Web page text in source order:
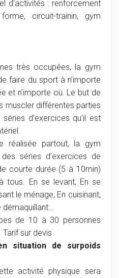
d’activités : renforcement
circuit-trainin, gym
très occupées, la gym
faire du sport à n’importe
et n’importe où. Le but de
muscler différentes parties
d’exercices qu’il est
réalisée partout, la gym
séries d’exercices de
courte durée (5 à 10min)
tous. En se levant, En se
le ménage, En cuisinant,
de 10 à 30 personnes
Tarif sur devis
situation de surpoids
activité physique sera